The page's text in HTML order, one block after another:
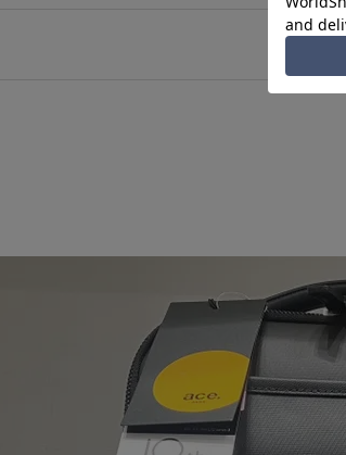
ーネス)
し、脱着可能なキーホルダーを付属。
ドルに固定できる設計。
を抑え、ビジネス出張を快適にサポートします。